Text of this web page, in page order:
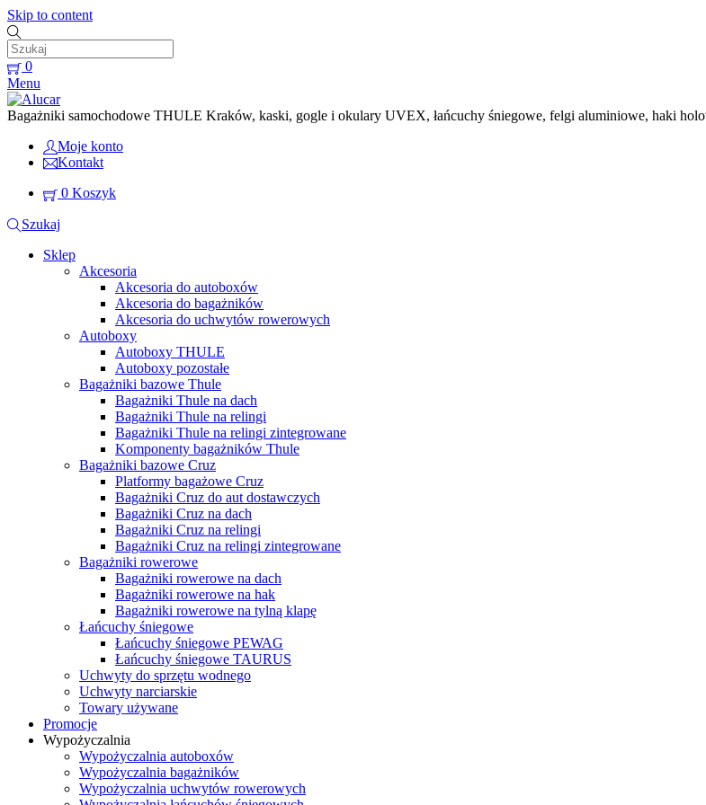
Skip to content
0
Menu
Bagażniki samochodowe THULE Kraków, kaski, gogle i okulary UVEX, łańcuchy śniegowe, felgi aluminiowe, haki
Moje konto
Kontakt
0 Koszyk
Szukaj
Sklep
Akcesoria
Akcesoria do autoboxów
Akcesoria do bagażników
Akcesoria do uchwytów rowerowych
Autoboxy
Autoboxy THULE
Autoboxy pozostałe
Bagażniki bazowe Thule
Bagażniki Thule na dach
Bagażniki Thule na relingi
Bagażniki Thule na relingi zintegrowane
Komponenty bagażników Thule
Bagażniki bazowe Cruz
Platformy bagażowe Cruz
Bagażniki Cruz do aut dostawczych
Bagażniki Cruz na dach
Bagażniki Cruz na relingi
Bagażniki Cruz na relingi zintegrowane
Bagażniki rowerowe
Bagażniki rowerowe na dach
Bagażniki rowerowe na hak
Bagażniki rowerowe na tylną klapę
Łańcuchy śniegowe
Łańcuchy śniegowe PEWAG
Łańcuchy śniegowe TAURUS
Uchwyty do sprzętu wodnego
Uchwyty narciarskie
Towary używane
Promocje
Wypożyczalnia
Wypożyczalnia autoboxów
Wypożyczalnia bagażników
Wypożyczalnia uchwytów rowerowych